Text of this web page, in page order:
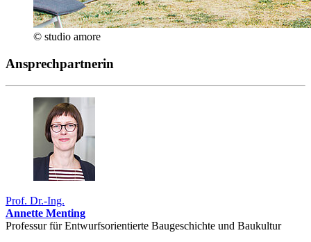
© studio amore
Ansprechpartnerin
Prof. Dr.-Ing.
Annette Menting
Professur für Entwurfsorientierte Baugeschichte und Baukultur